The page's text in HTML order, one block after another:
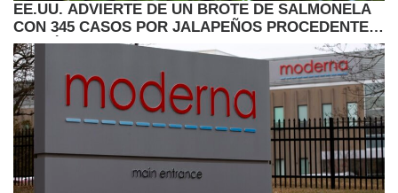
EE.UU. ADVIERTE DE UN BROTE DE SALMONELA
CON 345 CASOS POR JALAPEÑOS PROCEDENTES
DE MÉXICO